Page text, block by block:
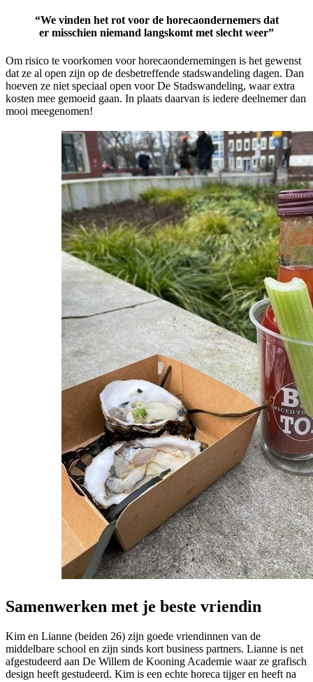
“We vinden het rot voor de horecaondernemers dat
er misschien niemand langskomt met slecht weer”
Om risico te voorkomen voor horecaondernemingen is het gewenst
dat ze al open zijn op de desbetreffende stadswandeling dagen. Dan
hoeven ze niet speciaal open voor De Stadswandeling, waar extra
kosten mee gemoeid gaan. In plaats daarvan is iedere deelnemer dan
mooi meegenomen!
Samenwerken met je beste vriendin
Kim en Lianne (beiden 26) zijn goede vriendinnen van de
middelbare school en zijn sinds kort business partners. Lianne is net
afgestudeerd aan De Willem de Kooning Academie waar ze grafisch
design heeft gestudeerd. Kim is een echte horeca tijger en heeft na